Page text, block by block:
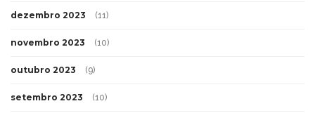
dezembro 2023 (11)
novembro 2023 (10)
outubro 2023 (9)
setembro 2023 (10)